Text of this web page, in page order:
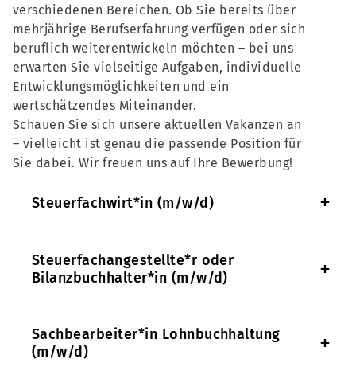
verschiedenen Bereichen. Ob Sie bereits über
mehrjährige Berufserfahrung verfügen oder sich
beruflich weiterentwickeln möchten – bei uns
erwarten Sie vielseitige Aufgaben, individuelle
Entwicklungsmöglichkeiten und ein
wertschätzendes Miteinander.
Schauen Sie sich unsere aktuellen Vakanzen an
– vielleicht ist genau die passende Position für
Sie dabei. Wir freuen uns auf Ihre Bewerbung!
Steuerfachwirt*in (m/w/d) +
Steuerfachangestellte*r oder
Bilanzbuchhalter*in (m/w/d)
+
Sachbearbeiter*in Lohnbuchhaltung
(m/w/d)
+